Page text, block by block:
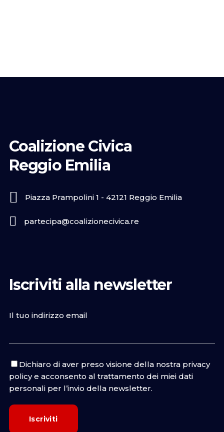
Coalizione Civica
Reggio Emilia
Piazza Prampolini 1 - 42121 Reggio Emilia
partecipa@coalizionecivica.re
Iscriviti alla newsletter
Il tuo indirizzo email
Dichiaro di aver preso visione della nostra privacy
policye acconsento al trattamento dei miei dati
personali per l’invio della newsletter.